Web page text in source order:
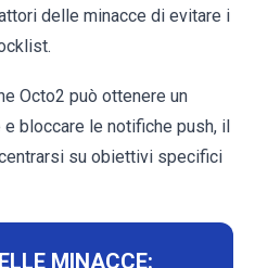
delle minacce di evitare i
Octo2 può ottenere un
bloccare le notifiche push, il
su obiettivi specifici
MINACCE: